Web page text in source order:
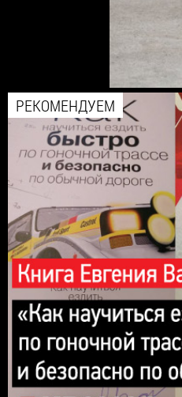
РЕКОМЕНДУЕМ